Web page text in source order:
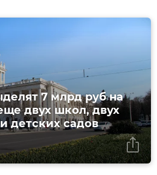
7 млрд руб на
двух школ, двух
детских садов